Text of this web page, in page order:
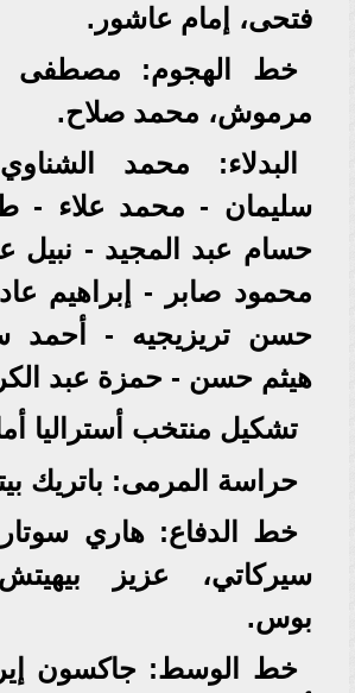
فتحى، إمام عاشور.
خط الهجوم: مصطفى
مرموش، محمد صلاح.
البدلاء: محمد
سليمان - محمد علاء -
حسام عبد المجيد - نبيل
محمود صابر - إبراهيم
حسن تريزيجيه - أحمد
هيثم حسن - حمزة عبد
تشكيل منتخب أستراليا
حراسة المرمى: باتريك
خط الدفاع: هاري
سيركاتي، عزيز
بوس.
خط الوسط: جاكسون